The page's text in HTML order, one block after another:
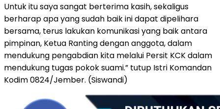
Untuk itu saya sangat berterima kasih, sekaligus
berharap apa yang sudah baik ini dapat dipelihara
bersama, terus lakukan komunikasi yang baik antara
pimpinan, Ketua Ranting dengan anggota, dalam
mendukung pengabdian kita melalui Persit KCK dalam
mendukung tugas pokok suami.” tutup Istri Komandan
Kodim 0824/Jember. (Siswandi)